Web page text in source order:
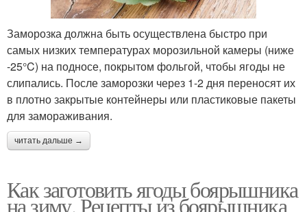
Заморозка должна быть осуществлена быстро при
самых низких температурах морозильной камеры (ниже
-25°C) на подносе, покрытом фольгой, чтобы ягоды не
слипались. После заморозки через 1-2 дня переносят их
в плотно закрытые контейнеры или пластиковые пакеты
для замораживания.
читать дальше →
Как заготовить ягоды боярышника
на зиму. Рецепты из боярышника